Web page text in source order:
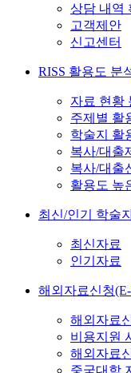
상담 내역
고객제안
신고센터
RISS 활용도 분
자료 현황
주제별 활
학술지 활
복사/대출
복사/대출
활용도 높
최신/인기 학술
최신자료
인기자료
해외자료신청
해외자료
비용지원
해외자료
중국대학